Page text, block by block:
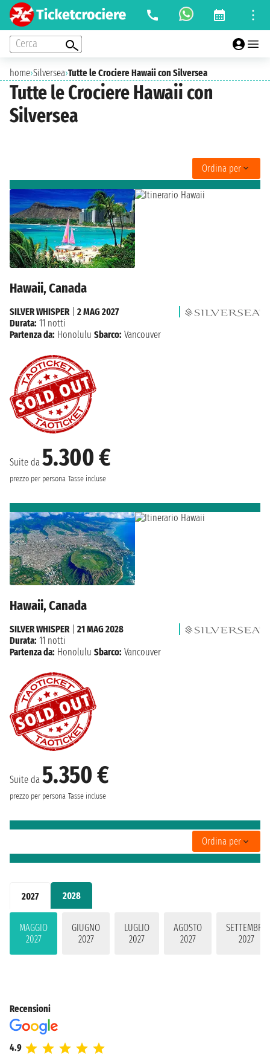
Cerca
home›Silversea›Tutte le Crociere Hawaii con Silversea
Tutte le Crociere Hawaii con
Silversea
2027 2028
MAGGIO
2027
GIUGNO
2027
LUGLIO
2027
AGOSTO
2027
SETTEMBRE
2027
Ordina per
Hawaii, Canada
Suite da 5.300 €
prezzo per persona Tasse incluse
SILVER WHISPER
2 MAG 2027
Durata: 11 notti
Partenza da: Honolulu Sbarco: Vancouver
Hawaii, Canada
Suite da 5.350 €
prezzo per persona Tasse incluse
SILVER WHISPER| 21 MAG 2028
Durata: 11 notti
Partenza da: Honolulu Sbarco: Vancouver
Ordina per
Recensioni
4.9